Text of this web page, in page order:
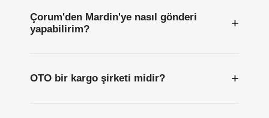
Çorum'den Mardin'ye nasıl gönderi
yapabilirim?
+
OTO bir kargo şirketi midir? +